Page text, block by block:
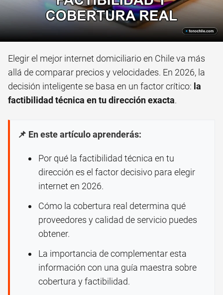
Elegir el mejor internet domiciliario en Chile va más
allá de comparar precios y velocidades. En 2026, la
decisión inteligente se basa en un factor crítico: la
factibilidad técnica en tu dirección exacta.
📌 En este artículo aprenderás:
Por qué la factibilidad técnica en tu
dirección es el factor decisivo para elegir
internet en 2026.
Cómo la cobertura real determina qué
proveedores y calidad de servicio puedes
obtener.
La importancia de complementar esta
información con una guía maestra sobre
cobertura y factibilidad.